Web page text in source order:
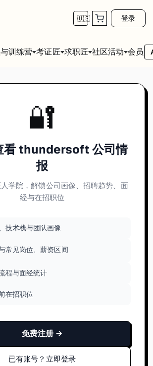
🇺🇸 登录
训练营 考证匠 求职匠 社区活动 会员
🔐
看 thundersoft 公司情
报
学院，解锁公司画像、招聘趋势、面
经与在招职位
技术栈与团队画像
常见岗位、薪资区间
程与面经统计
在招职位
免费注册 →
已有账号？立即登录